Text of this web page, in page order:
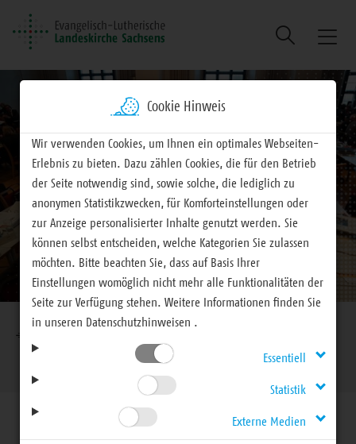
Suche
Brotkrumennavigation
Sonnabend, 01. April 2017
Cookie Hinweis
Wir verwenden Cookies, um Ihnen ein optimales Webseiten-
Erlebnis zu bieten. Dazu zählen Cookies, die für den Betrieb
der Seite notwendig sind, sowie solche, die lediglich zu
anonymen Statistikzwecken, für Komforteinstellungen oder
zur Anzeige personalisierter Inhalte genutzt werden. Sie
können selbst entscheiden, welche Kategorien Sie zulassen
möchten. Bitte beachten Sie, dass auf Basis Ihrer
Einstellungen womöglich nicht mehr alle Funktionalitäten der
Seite zur Verfügung stehen. Weitere Informationen finden Sie
in unseren Datenschutzhinweisen .
Essentiell
Statistik
Externe Medien